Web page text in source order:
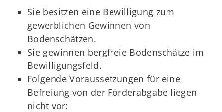
Sie besitzen eine Bewilligung zum
gewerblichen Gewinnen von
Bodenschätzen.
Sie gewinnen bergfreie Bodenschätze im
Bewilligungsfeld.
Folgende Voraussetzungen für eine
Befreiung von der Förderabgabe liegen
nicht vor: